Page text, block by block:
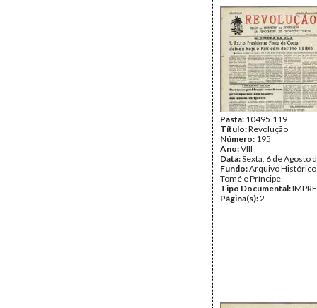
Pasta: 10495.119
Título:Revolução
Número: 195
Ano:VIII
Data:Sexta, 6 de Agosto
Fundo:Arquivo Histórico
Tomé e Príncipe
Tipo Documental:
Página(s):2